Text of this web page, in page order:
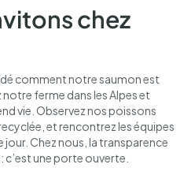
chez
comment notre saumon est
notre ferme dans les Alpes et
vie. Observez nos poissons
et rencontrez les équipes
jour. Chez nous, la transparence
c’est une porte ouverte.